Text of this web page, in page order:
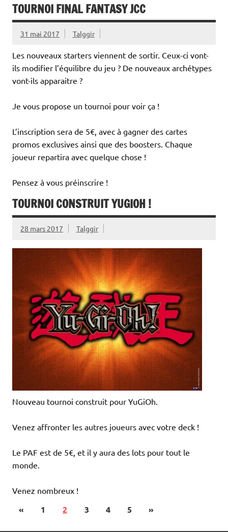
TOURNOI FINAL FANTASY JCC
31 mai 2017 Talggir
Les nouveaux starters viennent de sortir. Ceux-ci vont-
ils modifier l’équilibre du jeu ? De nouveaux archétypes
vont-ils apparaitre ?
Je vous propose un tournoi pour voir ça !
L’inscription sera de 5€, avec à gagner des cartes
promos exclusives ainsi que des boosters. Chaque
joueur repartira avec quelque chose !
Pensez à vous préinscrire !
TOURNOI CONSTRUIT YUGIOH !
28 mars 2017 Talggir
Nouveau tournoi construit pour YuGiOh.
Venez affronter les autres joueurs avec votre deck !
Le PAF est de 5€, et il y aura des lots pour tout le
monde.
Venez nombreux !
« 1 2 3 4 5 »